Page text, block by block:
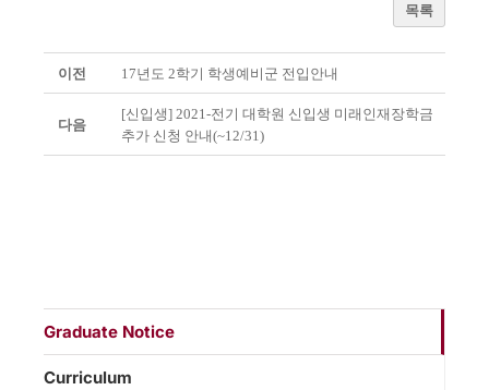
목록
이전 17년도 2학기 학생예비군 전입안내
다음
[신입생] 2021-전기 대학원 신입생 미래인재장학금
추가 신청 안내(~12/31)
Graduate Notice
Curriculum